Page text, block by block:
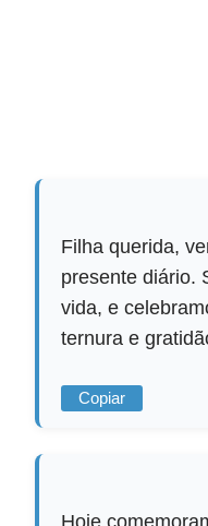
Filha querida,
presente diário.
vida, e
ternura e
Copiar